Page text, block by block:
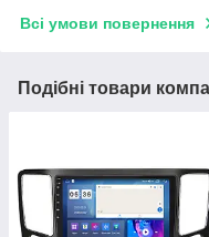
Всі умови повернення
Подібні товари